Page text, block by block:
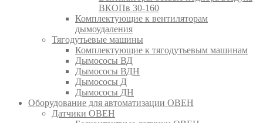
ВКОПв 30-160
Комплектующие к вентиляторам
дымоудаления
Тягодутьевые машины
Комплектующие к тягодутьевым машинам
Дымососы ВД
Дымососы ВДН
Дымососы Д
Дымососы ДН
Оборудование для автоматизации ОВЕН
Датчики ОВЕН